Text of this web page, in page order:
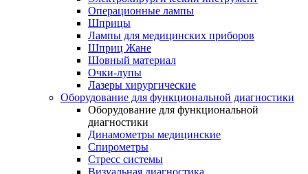
Операционные лампы
Шприцы
Лампы для медицинских приборов
Шприц Жане
Шовный материал
Очки-лупы
Лазеры хирургические
Оборудование для функциональной диагностики
Оборудование для функциональной
диагностики
Динамометры медицинские
Спирометры
Стресс системы
Визуальная диагностика